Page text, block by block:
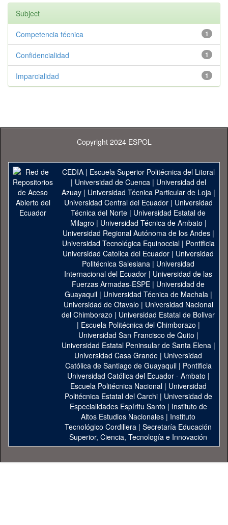
Subject
1
Competencia técnica
1
Confidencialidad
1
Imparcialidad
Copyright 2024 ESPOL
CEDIA| Escuela Superior Politécnica del Litoral
| Universidad de Cuenca| Universidad del
Azuay| Universidad Técnica Particular de Loja|
Universidad Central del Ecuador| Universidad
Técnica del Norte | Universidad Estatal de
Milagro | Universidad Técnica de Ambato |
Universidad Regional Autónoma de los Andes|
Universidad Tecnológica Equinoccial| Pontificia
Universidad Catolica del Ecuador | Universidad
Politécnica Salesiana | Universidad
Internacional del Ecuador | Universidad de las
Fuerzas Armadas-ESPE | Universidad de
Guayaquil| Universidad Técnica de Machala|
Universidad de Otavalo | Universidad Nacional
del Chimborazo | Universidad Estatal de Bolivar
| Escuela Politécnica del Chimborazo |
Universidad San Francisco de Quito |
Universidad Estatal Peninsular de Santa Elena|
Universidad Casa Grande | Universidad
Católica de Santiago de Guayaquil| Pontificia
Universidad Católica del Ecuador - Ambato |
Escuela Politécnica Nacional| Universidad
Politécnica Estatal del Carchi| Universidad de
Especialidades Espíritu Santo | Instituto de
Altos Estudios Nacionales | Instituto
Tecnológico Cordillera | Secretaría Educación
Superior, Ciencia, Tecnología e Innovación